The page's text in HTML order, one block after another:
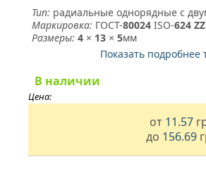
Тип: радиальные однорядные с
Маркировка: ГОСТ-80024­ ISO-624 ZZ
Размеры: 4× 13× 5мм
Показать
В наличии
Цена:
от 11.57
до 156.69